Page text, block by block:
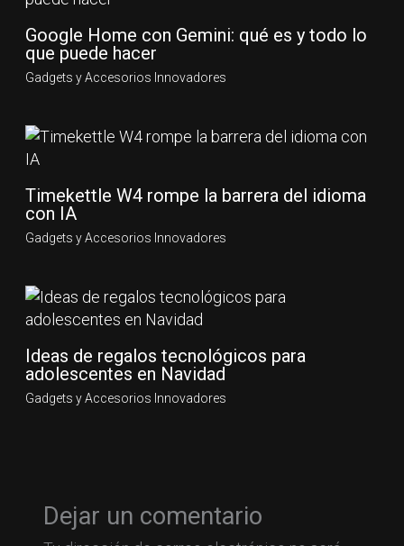
Google Home con Gemini: qué es y todo lo
que puede hacer
Gadgets y Accesorios Innovadores
Timekettle W4 rompe la barrera del idioma
con IA
Gadgets y Accesorios Innovadores
Ideas de regalos tecnológicos para
adolescentes en Navidad
Gadgets y Accesorios Innovadores
Dejar un comentario